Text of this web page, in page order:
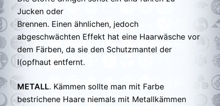
Jucken oder
Brennen. Einen ähnlichen, jedoch
abgeschwächten Effekt hat eine Haarwäsche vor
dem Färben, da sie den Schutzmantel der
I(opfhaut entfernt.
METALL. Kämmen sollte man mit Farbe
bestrichene Haare niemals mit Metallkämmen